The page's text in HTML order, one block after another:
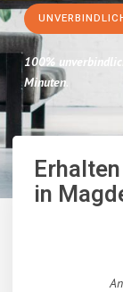
100%
Minuten.
in